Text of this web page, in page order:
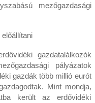
mezőgazdasági
gazdatalálkozók
pályázatok
gazdák több millió eurót
Mint mondja,
került az erdővidéki